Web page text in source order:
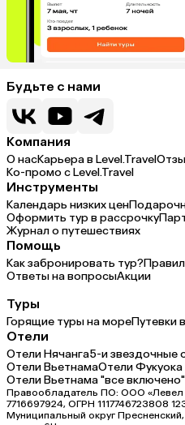
Будьте с нами
Компания
О насКарьера в Level.Travel
Ко-промо с Level.Travel
Инструменты
Календарь низких цен
Оформить тур в рассрочку
Журнал о путешествиях
Помощь
Как забронировать тур?
Ответы на вопросыАкции
Туры
Горящие туры на мореПутевки
Отели
Отели Нячанга5-и звездочные
Отели ВьетнамаОтели Фукуока
Отели Вьетнама "все
Правообладатель ПО: ООО «Левел
7716697924, ОГРН 1117746723808
Муниципальный округ